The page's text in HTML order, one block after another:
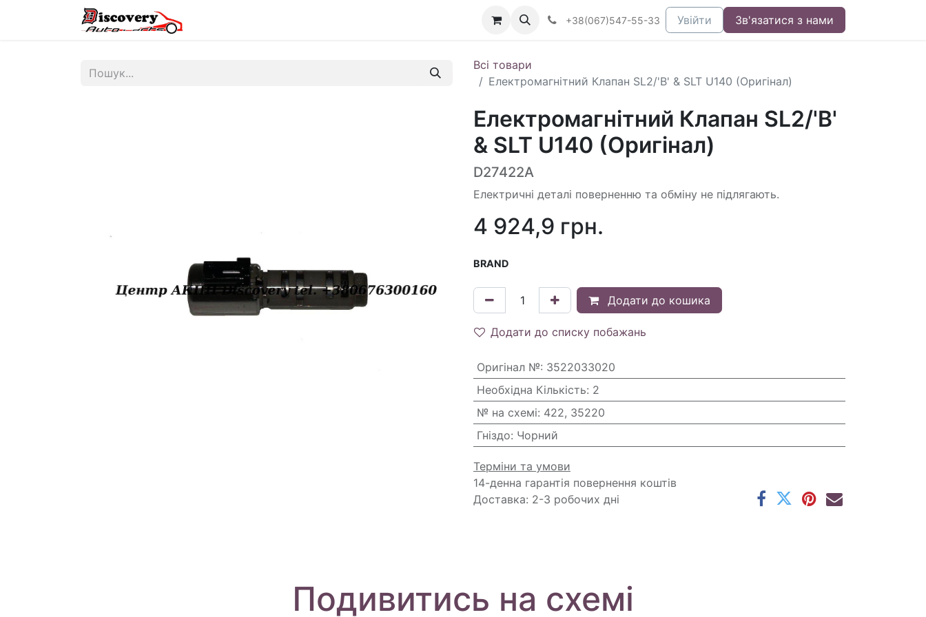
+38(067)547-55-33 Увійти Зв'язатися з нами
Всі товари
Електромагнітний Клапан SL2/'B' & SLT U140 (Оригінал)
Електромагнітний Клапан SL2/'B'
& SLT U140 (Оригінал)
D27422A
Електричні деталі поверненню та обміну не підлягають.
4 924,9 грн.
BRAND
Додати до кошика
Додати до списку побажань
Оригінал №: 3522033020
Необхідна Кількість: 2
№ на схемі: 422, 35220
Гніздо: Чорний
Терміни та умови
14-денна гарантія повернення коштів
Доставка: 2-3 робочих дні
Подивитись на схемі